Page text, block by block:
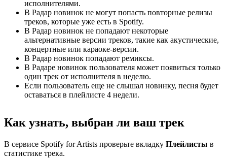
исполнителями.
В Радар новинок не могут попасть повторные релизы
треков, которые уже есть в Spotify.
В Радар новинок не попадают некоторые
альтернативные версии треков, такие как акустические,
концертные или караоке-версии.
В Радар новинок попадают ремиксы.
В Радаре новинок пользователя может появиться только
один трек от исполнителя в неделю.
Если пользователь еще не слышал новинку, песня будет
оставаться в плейлисте 4 недели.
Как узнать, выбран ли ваш трек
В сервисе Spotify for Artists проверьте вкладку Плейлисты в
статистике трека.